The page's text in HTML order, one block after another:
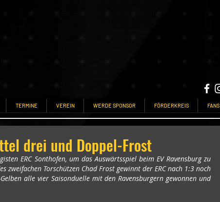
TERMINE VEREIN WERDE SPONSOR FÖRDERKREIS FANS
drei und Doppel-Frost
ERC Sonthofen, um das Auswärtsspiel beim EV Ravensburg zu
Torschützen Chad Frost gewinnt der ERC nach 1:3 noch
alle vier Saisonduelle mit den Ravensburgern gewonnen und